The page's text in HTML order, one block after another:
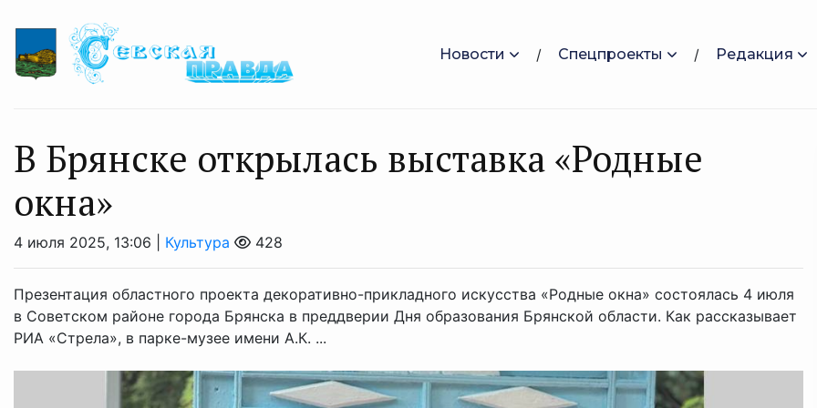
Новости Спецпроекты Редакция
В Брянске открылась выставка «Родные
окна»
4 июля 2025, 13:06 | Культура 428
Презентация областного проекта декоративно-прикладного искусства «Родные окна» состоялась 4 июля
в Советском районе города Брянска в преддверии Дня образования Брянской области. Как рассказывает
РИА «Стрела», в парке-музее имени А.К. ...